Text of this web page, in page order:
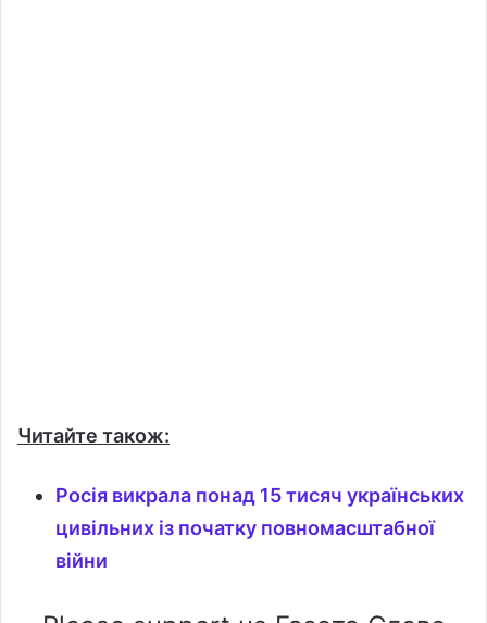
Читайте також:
Росія викрала понад 15 тисяч українських
цивільних із початку повномасштабної
війни